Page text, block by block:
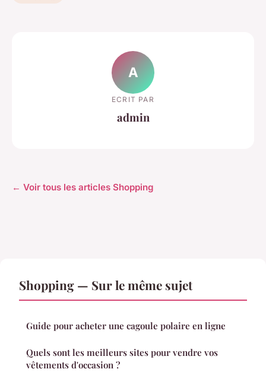
A
ECRIT PAR
admin
← Voir tous les articles Shopping
Shopping — Sur le même sujet
Guide pour acheter une cagoule polaire en ligne
Quels sont les meilleurs sites pour vendre vos
vêtements d'occasion ?